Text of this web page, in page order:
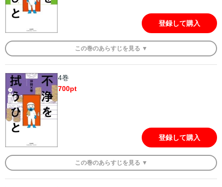
登録して購入
この巻のあらすじを 見る ▼
4巻
700pt
登録して購入
この巻のあらすじを 見る ▼